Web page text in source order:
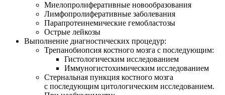
Миелопролиферативные новообразования
Лимфопролиферативные заболевания
Парапротеинемические гемобластозы
Острые лейкозы
Выполнение диагностических процедур:
Трепанобиопсия костного мозга с последующим:
Гистологическим исследованием
Иммуногистохимическим исследованием
Стернальная пункция костного мозга
с последующим цитологическим исследованием.